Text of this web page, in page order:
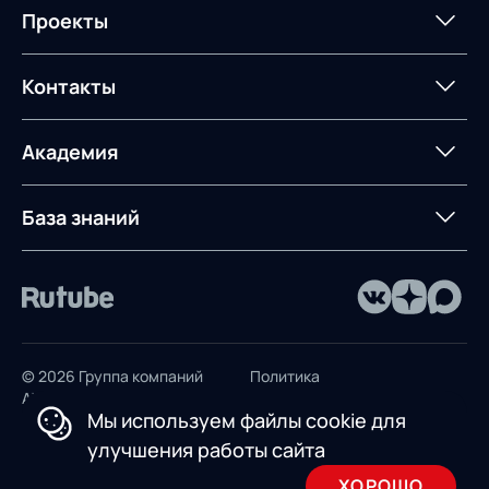
Интегрированное
планирование
Управление
контейнерным
терминалом
Оборудование для склада
Техническое оснащение
Постпроектное
Портал техподдержки
Проекты
Проекты
Контакты
Контакты
Академия
Предложение для
База знаний
© 2026 Группа компаний
AXELOT
Политика
Пользовательское
соглашение
Мы используем файлы cookie для
улучшения работы сайта